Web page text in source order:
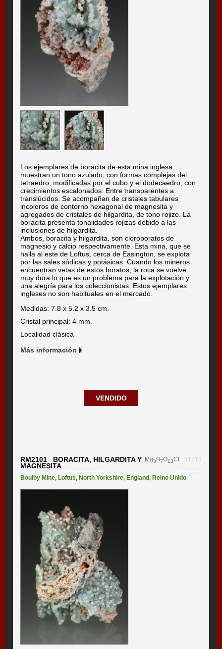
Los ejemplares de boracita de esta mina inglesa
muestran un tono azulado, con formas complejas del
tetraedro, modificadas por el cubo y el dodecaedro, con
crecimientos escalonados. Entre transparentes a
translúcidos. Se acompañan de cristales tabulares
incoloros de contorno hexagonal de magnesita y
agregados de cristales de hilgardita, de tono rojizo. La
boracita presenta tonalidades rojizas debido a las
inclusiones de hilgardita.
Ambos, boracita y hilgardita, son cloroboratos de
magnesio y calcio respectivamente. Esta mina, que se
halla al este de Loftus, cerca de Easington, se explota
por las sales sódicas y potásicas. Cuando los mineros
encuentran vetas de estos boratos, la roca se vuelve
muy dura lo que es un problema para la explotación y
una alegría para los coleccionistas. Estos ejemplares
ingleses no son habituales en el mercado.
Medidas: 7.8 x 5.2 x 3.5 cm.
Cristal principal: 4 mm.
Localidad clásica
Más información
VENDIDO
RM2101 BORACITA, HILGARDITA Y
MAGNESITA
Mg3B7O13Cl #1718
Boulby Mine,Loftus,North Yorkshire,England,Reino Unido